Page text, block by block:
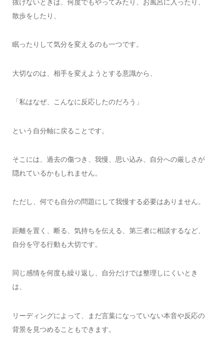
抜けないときは、何度でもやってみたり、お風呂に入ったり、
散歩をしたり、
眠ったりして気分を変えるのも一つです。
大切なのは、相手を変えようとする意識から、
「私はなぜ、こんなに反応したのだろう」
という自分軸に戻ることです。
そこには、過去の傷つき、我慢、思い込み、自分への厳しさが
隠れているかもしれません。
ただし、何でも自分の問題にして我慢する必要はありません。
距離を置く、断る、気持ちを伝える、第三者に相談するなど、
自分を守る行動も大切です。
同じ感情を何度も繰り返し、自分だけでは整理しにくいとき
は、
リーディングによって、まだ言葉になっていない本音や反応の
背景を見つめることもできます。